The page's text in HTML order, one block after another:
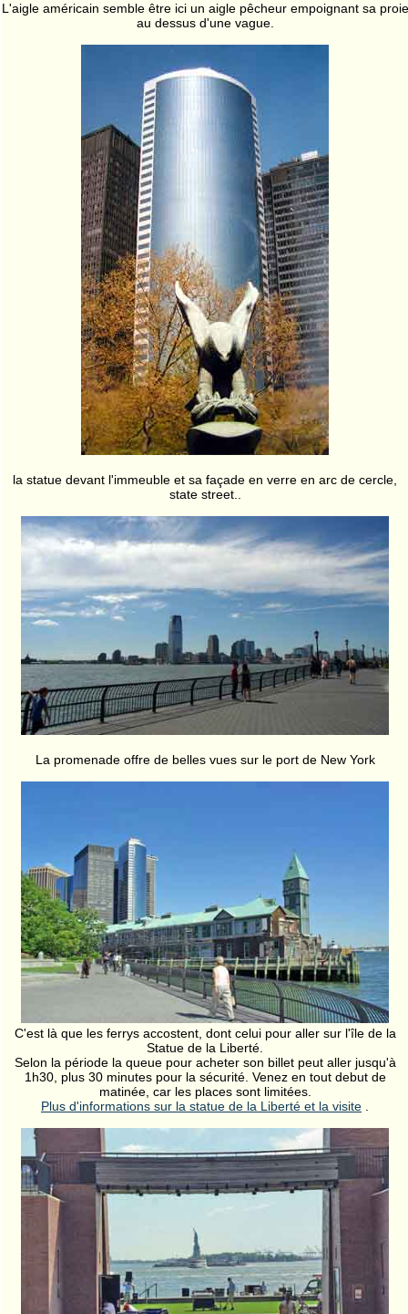
L'aigle américain semble être ici un aigle pêcheur empoignant sa proie
au dessus d'une vague.
la statue devant l'immeuble et sa façade en verre en arc de cercle,
state street..
La promenade offre de belles vues sur le port de New York
C'est là que les ferrys accostent, dont celui pour aller sur l'île de la
Statue de la Liberté.
Selon la période la queue pour acheter son billet peut aller jusqu'à
1h30, plus 30 minutes pour la sécurité. Venez en tout debut de
matinée, car les places sont limitées.
Plus d'informations sur la statue de la Liberté et la visite